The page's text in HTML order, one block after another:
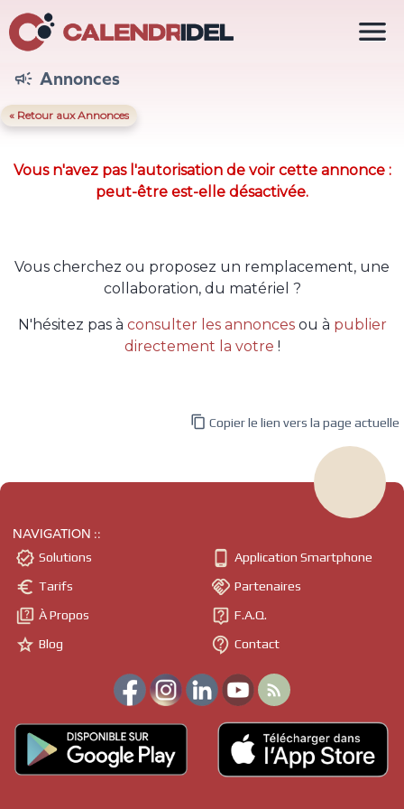
 Annonces
« Retour aux Annonces
Vous n'avez pas l'autorisation de voir cette annonce :
peut-être est-elle désactivée.
Vous cherchez ou proposez un remplacement, une
collaboration, du matériel ?
N'hésitez pas à consulter les annoncesou à publier
directement la votre !

 Copier le lien vers la page actuelle
NAVIGATION ::
 Solutions
 Tarifs
 À Propos
 Blog
 Application Smartphone
 Partenaires
 F.A.Q.
 Contact
